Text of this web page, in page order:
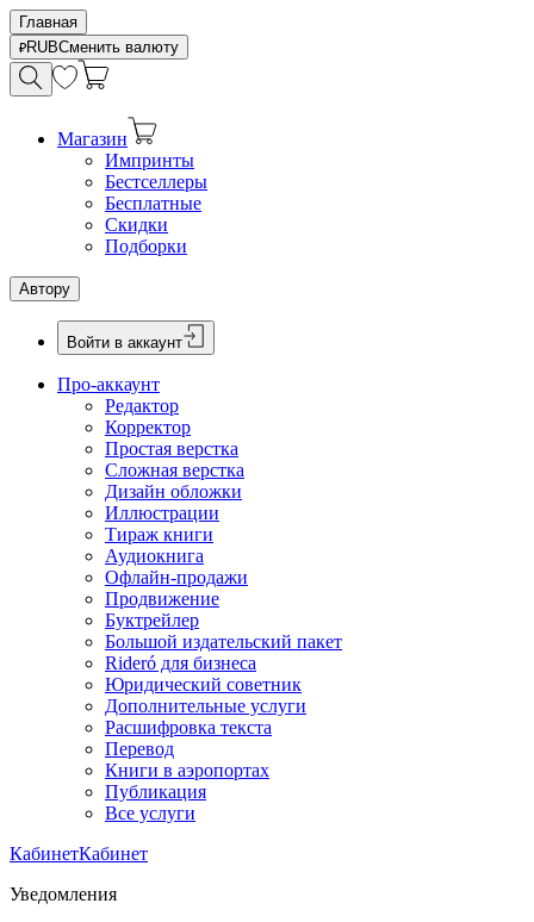
Главная
RUBСменить валюту
Магазин
Импринты
Бестселлеры
Бесплатные
Скидки
Подборки
Автору
Войти в аккаунт
Про-аккаунт
Редактор
Корректор
Простая верстка
Сложная верстка
Дизайн обложки
Иллюстрации
Тираж книги
Аудиокнига
Офлайн-продажи
Продвижение
Буктрейлер
Большой издательский пакет
Rideró для бизнеса
Юридический советник
Дополнительные услуги
Расшифровка текста
Перевод
Книги в аэропортах
Публикация
Все услуги
КабинетКабинет
Уведомления